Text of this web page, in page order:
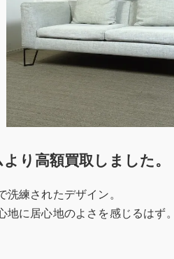
り高額買取しました。
練されたデザイン。
に居心地のよさを感じるはず。